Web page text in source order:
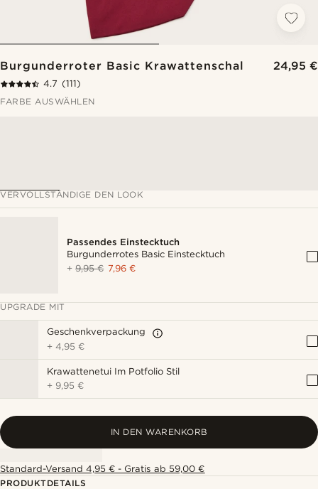
Burgunderroter Basic Krawattenschal 24,95 €
4.7 (111)
FARBE AUSWÄHLEN
VERVOLLSTÄNDIGE DEN LOOK
Passendes Einstecktuch
Burgunderrotes Basic Einstecktuch
+9,95 € 7,96 €
UPGRADE MIT
Geschenkverpackung
+4,95 €
Krawattenetui Im Potfolio Stil
+ 9,95 €
IN DEN WARENKORB
Standard-Versand 4,95 € - Gratis ab 59,00 €
PRODUKTDETAILS